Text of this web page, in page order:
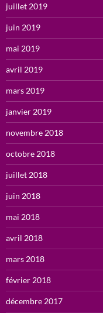
juillet 2019
juin 2019
mai 2019
avril 2019
mars 2019
janvier 2019
novembre 2018
octobre 2018
juillet 2018
juin 2018
mai 2018
avril 2018
mars 2018
février 2018
décembre 2017